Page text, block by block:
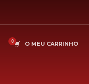
O MEU CARRINHO